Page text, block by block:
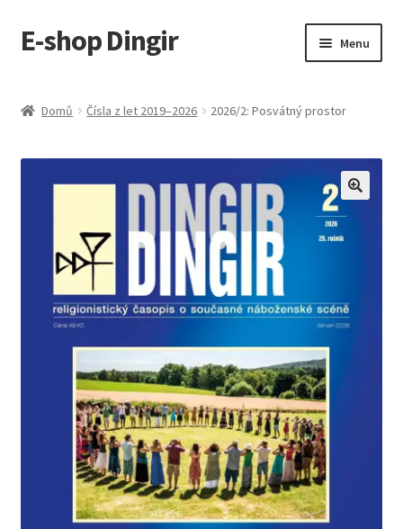
Přeskočit
na
Přejít
k
webu
E-shop Dingir Menu
Informace
Předplatné tištěného vydání
Dingir.cz
Domů Čísla z let 2019–2026 2026/2: Posvátný prostor